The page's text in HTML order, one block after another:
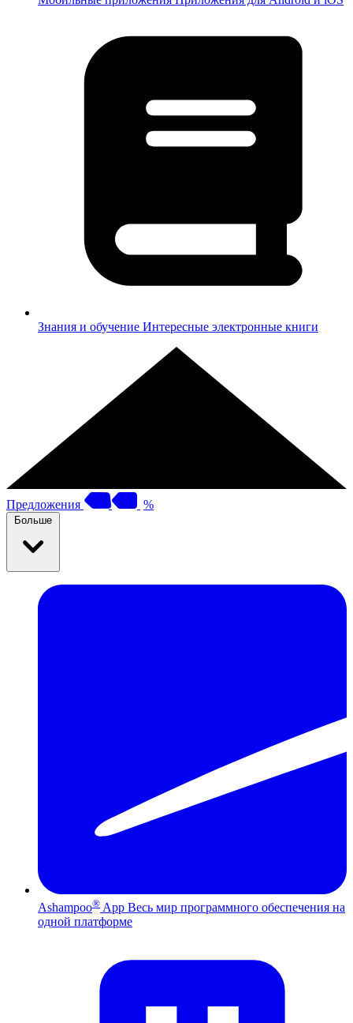
Знания и обучение Интересные электронные книги
Предложения %
Больше
Ashampoo® App Весь мир программного обеспечения на
одной платформе